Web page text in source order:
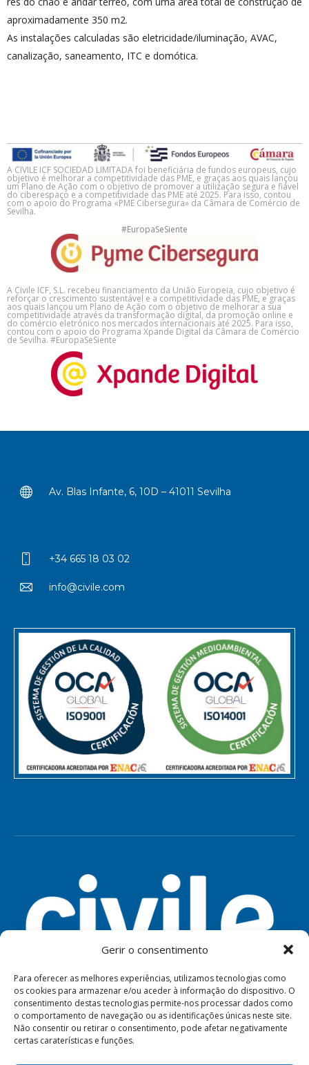
Gerir o consentimento
Para oferecer as melhores experiências, utilizamos tecnologias como
os cookies para armazenar e/ou aceder à informação do dispositivo. O
consentimento destas tecnologias permite-nos processar dados como
o comportamento de navegação ou as identificações únicas neste site.
Não consentir ou retirar o consentimento, pode afetar negativamente
certas caraterísticas e funções.
aproximadamente 350 m2.
As instalações calculadas são eletricidade/iluminação, AVAC,
canalização, saneamento, ITC e domótica.
A CIVILE ICF SOCIEDAD LIMITADA foi beneficiária de fundos europeus, cujo
objetivo é melhorar a competitividade das PME, e graças aos quais lançou
um Plano de Ação com o objetivo de promover a utilização segura e fiável
do ciberespaço e a competitividade das PME até 2025. Para isso, contou
com o apoio do Programa «PME Cibersegura» da Câmara de Comércio de
Sevilha.
#EuropaSeSiente
A Civile ICF, S.L. recebeu financiamento da União Europeia, cujo objetivo é
reforçar o crescimento sustentável e a competitividade das PME, e graças
aos quais lançou um Plano de Ação com o objetivo de melhorar a sua
competitividade através da transformação digital, da promoção online e
do comércio eletrónico nos mercados internacionais até 2025. Para isso,
contou com o apoio do Programa Xpande Digital da Câmara de Comércio
de Sevilha. #EuropaSeSiente
Av. Blas Infante, 6, 10D – 41011 Sevilha
+34 665 18 03 02
info@civile.com
FERRAMENTAS AVISO LEGAL PRIVACIDADE